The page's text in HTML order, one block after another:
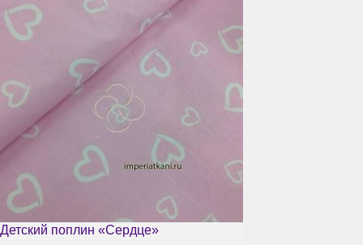
Детский поплин «Сердце»